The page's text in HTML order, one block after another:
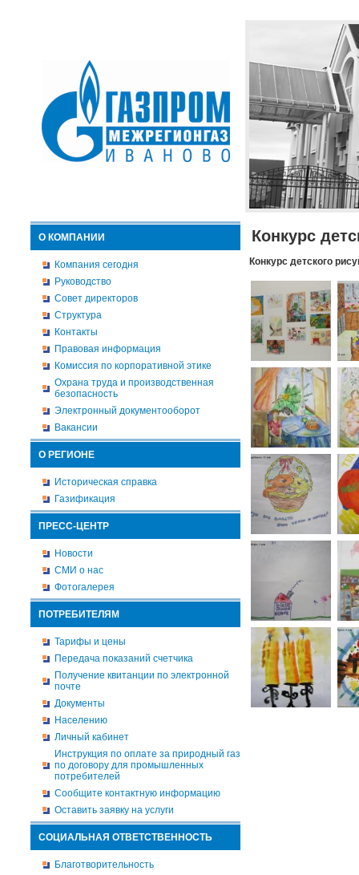
О КОМПАНИИ
Компания сегодня
Руководство
Совет директоров
Структура
Контакты
Правовая информация
Комиссия по корпоративной этике
Охрана труда и производственная
безопасность
Электронный документооборот
Вакансии
О РЕГИОНЕ
Историческая справка
Газификация
ПРЕСС-ЦЕНТР
Новости
СМИ о нас
Фотогалерея
ПОТРЕБИТЕЛЯМ
Тарифы и цены
Передача показаний счетчика
Получение квитанции по электронной
почте
Документы
Населению
Личный кабинет
Инструкция по оплате за природный газ
по договору для промышленных
потребителей
Сообщите контактную информацию
Оставить заявку на услуги
СОЦИАЛЬНАЯ ОТВЕТСТВЕННОСТЬ
Благотворительность
Конкурс
Конкурс детского